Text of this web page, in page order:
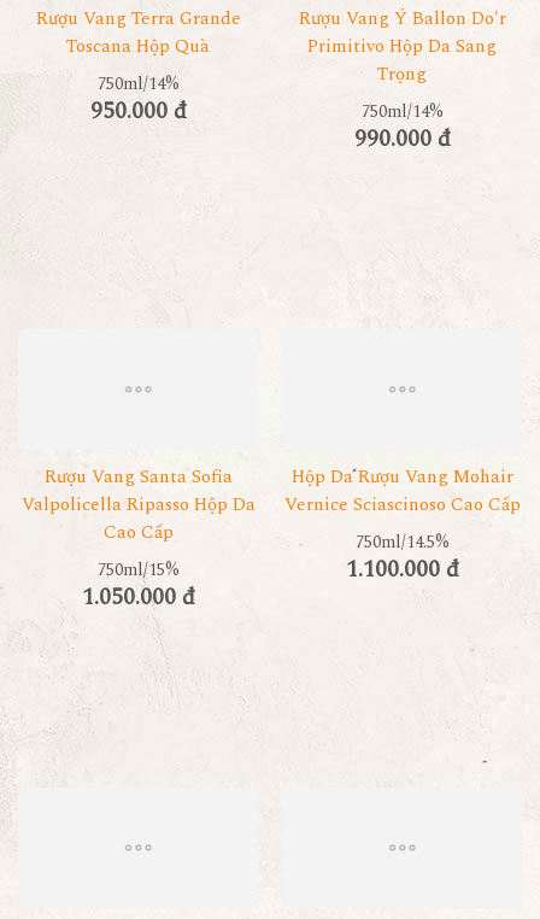
Rượu Vang Terra Grande
Toscana Hộp Quà
750ml/14%
950.000 đ
Rượu Vang Ý Ballon Do'r
Primitivo Hộp Da Sang
Trọng
750ml/14%
990.000 đ
Rượu Vang Santa Sofia
Valpolicella Ripasso Hộp Da
Cao Cấp
750ml/15%
1.050.000 đ
Hộp Da Rượu Vang Mohair
Vernice Sciascinoso Cao Cấp
750ml/14.5%
1.100.000 đ